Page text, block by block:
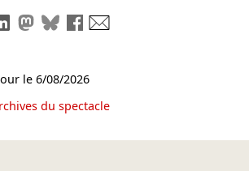
le lien
Partager sur LinkedIn
Partager sur Mastodon
Partager sur Bluesky
Partager sur Facebook
le 6/08/2026
du spectacle